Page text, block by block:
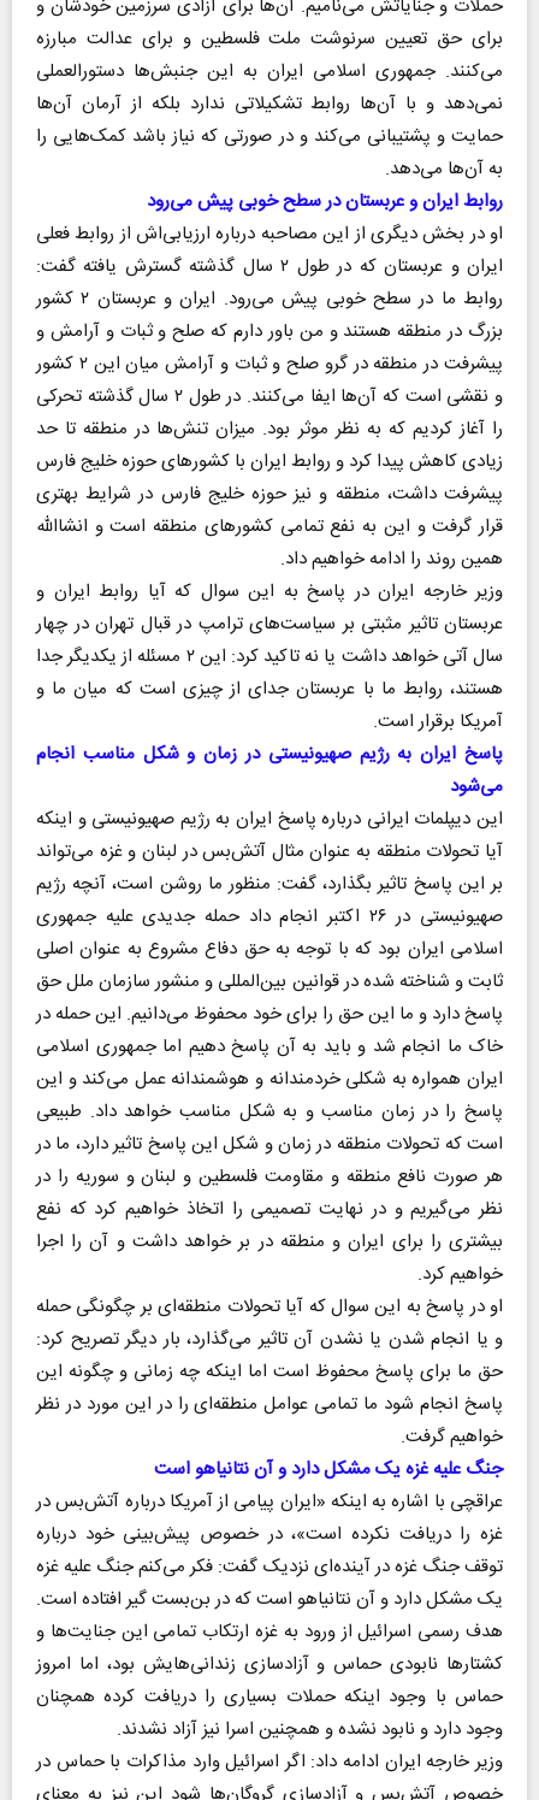
حملات و جنایاتش می‌نامیم. آن‌ها برای آزادی سرزمین خودشان و
برای حق تعیین سرنوشت ملت فلسطین و برای عدالت مبارزه
می‌کنند. جمهوری اسلامی ایران به این جنبش‌ها دستورالعملی
نمی‌دهد و با آن‌ها روابط تشکیلاتی ندارد بلکه از آرمان آن‌ها
حمایت و پشتیبانی می‌کند و در صورتی که نیاز باشد کمک‌هایی را
به آن‌ها می‌دهد.
روابط ایران و عربستان در سطح خوبی پیش می‌رود
او در بخش دیگری از این مصاحبه درباره ارزیابی‌اش از روابط فعلی
ایران و عربستان که در طول ۲ سال گذشته گسترش یافته گفت:
روابط ما در سطح خوبی پیش می‌رود. ایران و عربستان ۲ کشور
بزرگ در منطقه هستند و من باور دارم که صلح و ثبات و آرامش و
پیشرفت در منطقه در گرو صلح و ثبات و آرامش میان این ۲ کشور
و نقشی است که آن‌ها ایفا می‌کنند. در طول ۲ سال گذشته تحرکی
را آغاز کردیم که به نظر موثر بود. میزان تنش‌ها در منطقه تا حد
زیادی کاهش پیدا کرد و روابط ایران با کشورهای حوزه خلیج فارس
پیشرفت داشت، منطقه و نیز حوزه خلیج فارس در شرایط بهتری
قرار گرفت و این به نفع تمامی کشورهای منطقه است و انشاالله
همین روند را ادامه خواهیم داد.
وزیر خارجه ایران در پاسخ به این سوال که آیا روابط ایران و
عربستان تاثیر مثبتی بر سیاست‌های ترامپ در قبال تهران در چهار
سال آتی خواهد داشت یا نه تاکید کرد: این ۲ مسئله از یکدیگر جدا
هستند، روابط ما با عربستان جدای از چیزی است که میان ما و
آمریکا برقرار است.
پاسخ ایران به رژیم صهیونیستی در زمان و شکل مناسب انجام
می‌شود
این دیپلمات ایرانی درباره پاسخ ایران به رژیم صهیونیستی و اینکه
آیا تحولات منطقه به عنوان مثال آتش‌بس در لبنان و غزه می‌تواند
بر این پاسخ تاثیر بگذارد، گفت: منظور ما روشن است، آنچه رژیم
صهیونیستی در ۲۶ اکتبر انجام داد حمله جدیدی علیه جمهوری
اسلامی ایران بود که با توجه به حق دفاع مشروع به عنوان اصلی
ثابت و شناخته شده در قوانین بین‌المللی و منشور سازمان ملل حق
پاسخ دارد و ما این حق را برای خود محفوظ می‌دانیم. این حمله در
خاک ما انجام شد و باید به آن پاسخ دهیم اما جمهوری اسلامی
ایران همواره به شکلی خردمندانه و هوشمندانه عمل می‌کند و این
پاسخ را در زمان مناسب و به شکل مناسب خواهد داد. طبیعی
است که تحولات منطقه در زمان و شکل این پاسخ تاثیر دارد، ما در
هر صورت نافع منطقه و مقاومت فلسطین و لبنان و سوریه را در
نظر می‌گیریم و در نهایت تصمیمی را اتخاذ خواهیم کرد که نفع
بیشتری را برای ایران و منطقه در بر خواهد داشت و آن را اجرا
خواهیم کرد.
او در پاسخ به این سوال که آیا تحولات منطقه‌ای بر چگونگی حمله
و یا انجام شدن یا نشدن آن تاثیر می‌گذارد، بار دیگر تصریح کرد:
حق ما برای پاسخ محفوظ است اما اینکه چه زمانی و چگونه این
پاسخ انجام شود ما تمامی عوامل منطقه‌ای را در این مورد در نظر
خواهیم گرفت.
جنگ علیه غزه یک مشکل دارد و آن نتانیاهو است
عراقچی با اشاره به اینکه «ایران پیامی از آمریکا درباره آتش‌بس در
غزه را دریافت نکرده است»، در خصوص پیش‌بینی خود درباره
توقف جنگ غزه در آینده‌ای نزدیک گفت: فکر می‌کنم جنگ علیه غزه
یک مشکل دارد و آن نتانیاهو است که در بن‌بست گیر افتاده است.
هدف رسمی اسرائیل از ورود به غزه ارتکاب تمامی این جنایت‌ها و
کشتارها نابودی حماس و آزادسازی زندانی‌هایش بود، اما امروز
حماس با وجود اینکه حملات بسیاری را دریافت کرده همچنان
وجود دارد و نابود نشده و همچنین اسرا نیز آزاد نشدند.
وزیر خارجه ایران ادامه داد: اگر اسرائیل وارد مذاکرات با حماس در